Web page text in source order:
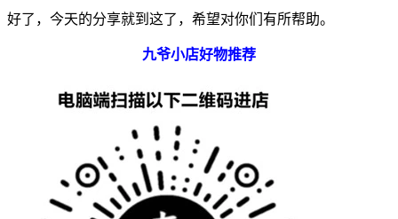
好了，今天的分享就到这了，希望对你们有所帮助。
九爷小店好物推荐